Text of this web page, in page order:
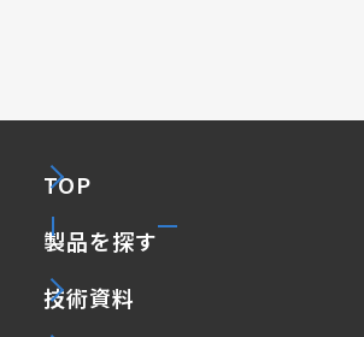
TOP
製品を探す
技術資料